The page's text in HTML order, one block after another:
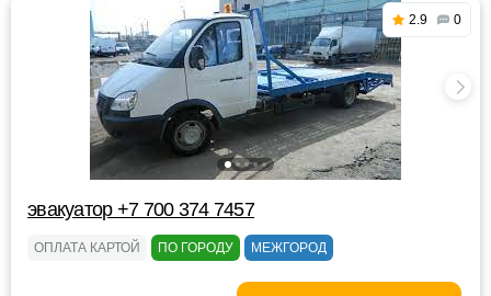
2.9 0
эвакуатор +7 700 374 7457
ОПЛАТА КАРТОЙ ПО ГОРОДУ МЕЖГОРОД